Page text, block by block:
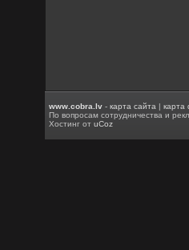
www.cobra.lv -карта сайта |карта
По вопросам сотрудничества и
Хостинг отuCoz